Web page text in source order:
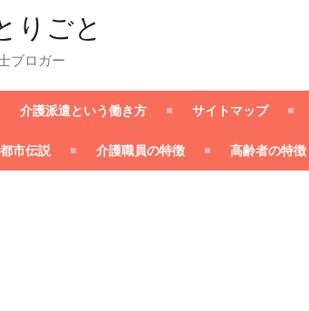
りごと
ブロガー
介護派遣という働き方 サイトマップ
市伝説 介護職員の特徴 高齢者の特徴